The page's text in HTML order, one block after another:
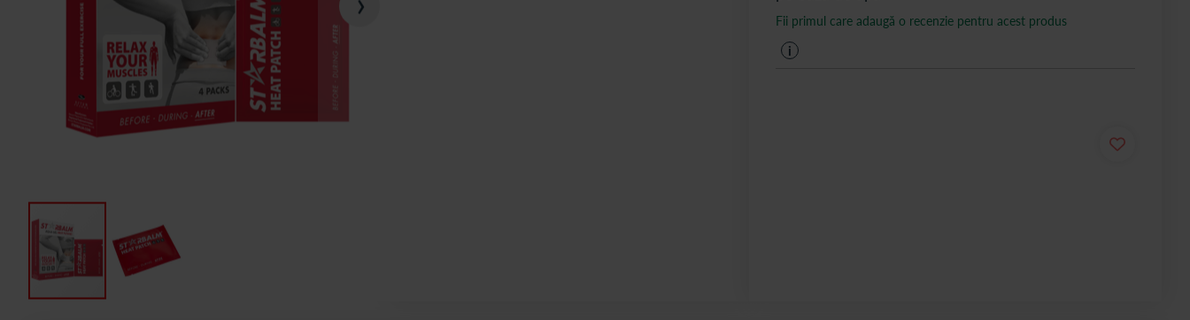
Fii primul care adaugă o recenzie pentru acest produs
i